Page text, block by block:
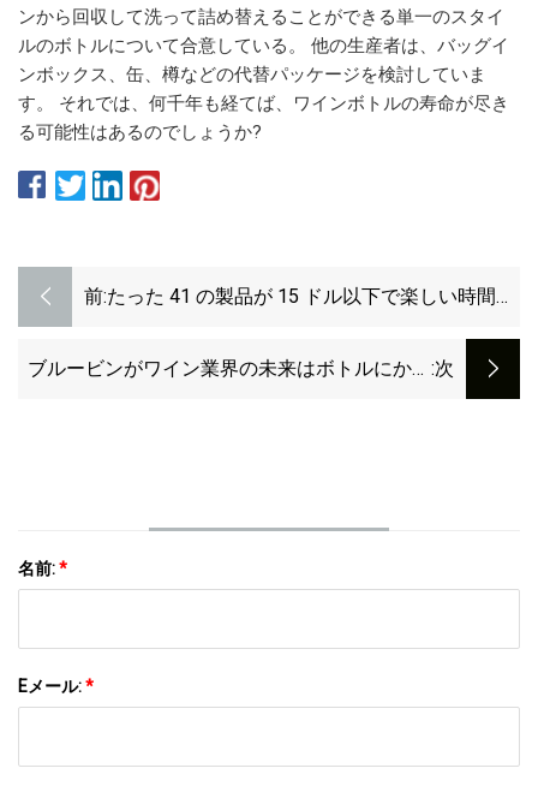
ンから回収して洗って詰め替えることができる単一のスタイ
ルのボトルについて合意している。 他の生産者は、バッグイ
ンボックス、缶、樽などの代替パッケージを検討していま
す。 それでは、何千年も経てば、ワインボトルの寿命が尽き
る可能性はあるのでしょうか?
前:たった 41 の製品が 15 ドル以下で楽しい時間を
ブルービンがワイン業界の未来はボトルにかか :次
名前:*
Eメール:*